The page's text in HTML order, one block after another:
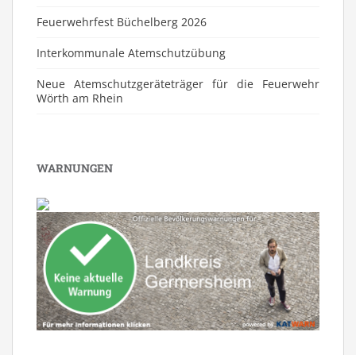
Feuerwehrfest Büchelberg 2026
⁠Interkommunale Atemschutzübung
Neue Atemschutzgeräteträger für die Feuerwehr
Wörth am Rhein
WARNUNGEN